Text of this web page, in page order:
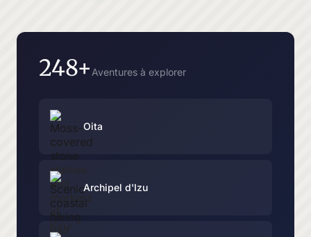
248+ Aventures à explorer
Oita
Archipel d'Izu